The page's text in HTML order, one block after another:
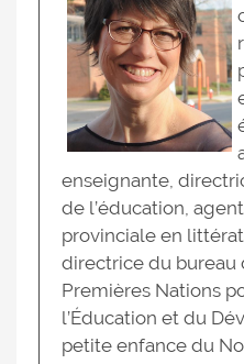
enseignante,
de l’éducation,
provinciale en
directrice du bureau
Premières Nations
l’Éducation et du
petite enfance du